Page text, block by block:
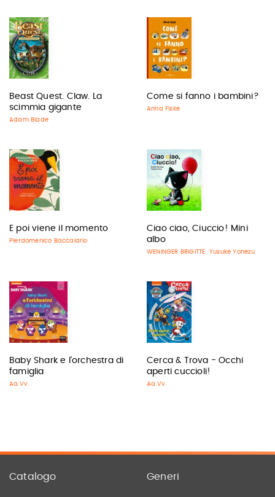
Beast Quest. Claw. La
scimmia gigante
Adam Blade
Come si fanno i bambini?
Anna Fiske
E poi viene il momento
Pierdomenico Baccalario
Ciao ciao, Ciuccio! Mini
albo
WENINGER BRIGITTE , Yusuke Yonezu
Baby Shark e l'orchestra di
famiglia
Aa.Vv.
Cerca & Trova - Occhi
aperti cuccioli!
Aa.Vv.
Catalogo Generi